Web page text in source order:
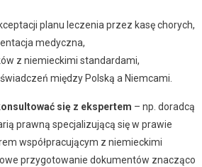
planu leczenia przez kasę chorych,
medyczna,
z niemieckimi standardami,
między Polską a Niemcami.
się z ekspertem – np. doradcą
prawną specjalizującą się w prawie
współpracującym z niemieckimi
przygotowanie dokumentów znacząco